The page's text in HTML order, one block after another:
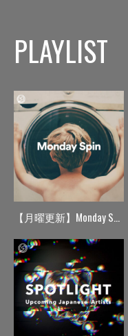
PLAYLIST
【月曜更新】Monday Spin